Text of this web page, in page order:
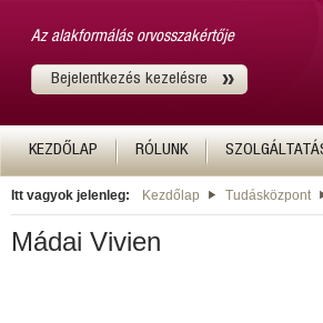
Az alakformálás orvosszakértője
Bejelentkezés kezelésre
KEZDŐLAP RÓLUNK
Itt vagyok jelenleg: Kezdőlap Tudásközpont
Mádai Vivien